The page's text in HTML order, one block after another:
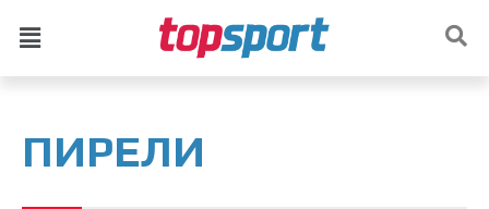
ПИРЕЛИ